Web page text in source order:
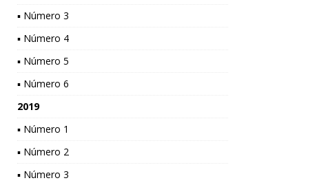
▪ Número 3
▪ Número 4
▪ Número 5
▪ Número 6
2019
▪ Número 1
▪ Número 2
▪ Número 3